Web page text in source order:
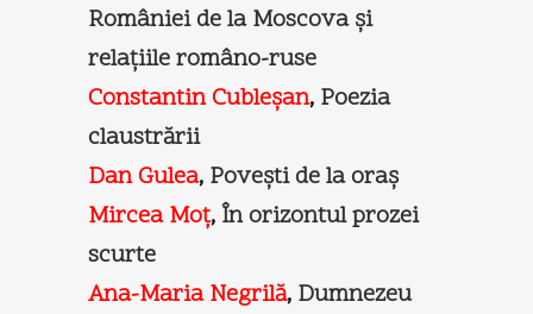
României de la Moscova şi
relaţiile româno-ruse
Constantin Cubleşan, Poezia
claustrării
Dan Gulea, Poveşti de la oraş
Mircea Moţ,În orizontul prozei
scurte
Ana-Maria Negrilă, Dumnezeu